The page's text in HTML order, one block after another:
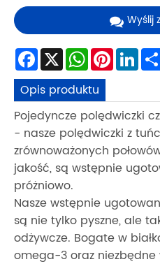
Wyślij
Facebook
X WhatsApp
Opis produktu
Pojedyncze polędwiczki
- nasze polędwiczki z
zrównoważonych
jakość, są wstępnie
próżniowo.
Nasze wstępnie
są nie tylko pyszne, ale
odżywcze. Bogate w
omega-3 oraz niezbędne